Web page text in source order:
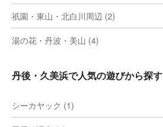
祇園・東山・北白川周辺 (2)
湯の花・丹波・美山 (4)
丹後・久美浜で人気の遊びから探す
シーカヤック (1)